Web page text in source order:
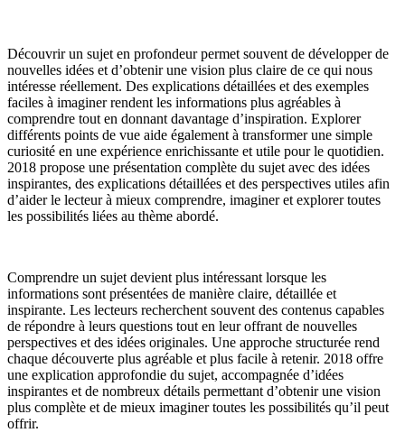
Découvrir un sujet en profondeur permet souvent de développer de
nouvelles idées et d’obtenir une vision plus claire de ce qui nous
intéresse réellement. Des explications détaillées et des exemples
faciles à imaginer rendent les informations plus agréables à
comprendre tout en donnant davantage d’inspiration. Explorer
différents points de vue aide également à transformer une simple
curiosité en une expérience enrichissante et utile pour le quotidien.
2018 propose une présentation complète du sujet avec des idées
inspirantes, des explications détaillées et des perspectives utiles afin
d’aider le lecteur à mieux comprendre, imaginer et explorer toutes
les possibilités liées au thème abordé.
Comprendre un sujet devient plus intéressant lorsque les
informations sont présentées de manière claire, détaillée et
inspirante. Les lecteurs recherchent souvent des contenus capables
de répondre à leurs questions tout en leur offrant de nouvelles
perspectives et des idées originales. Une approche structurée rend
chaque découverte plus agréable et plus facile à retenir. 2018 offre
une explication approfondie du sujet, accompagnée d’idées
inspirantes et de nombreux détails permettant d’obtenir une vision
plus complète et de mieux imaginer toutes les possibilités qu’il peut
offrir.